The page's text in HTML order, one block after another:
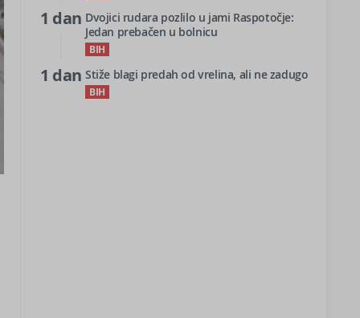
1 dan Dvojici rudara pozlilo u jami Raspotočje:
Jedan prebačen u bolnicu
BIH
1 dan Stiže blagi predah od vrelina, ali ne zadugo
BIH